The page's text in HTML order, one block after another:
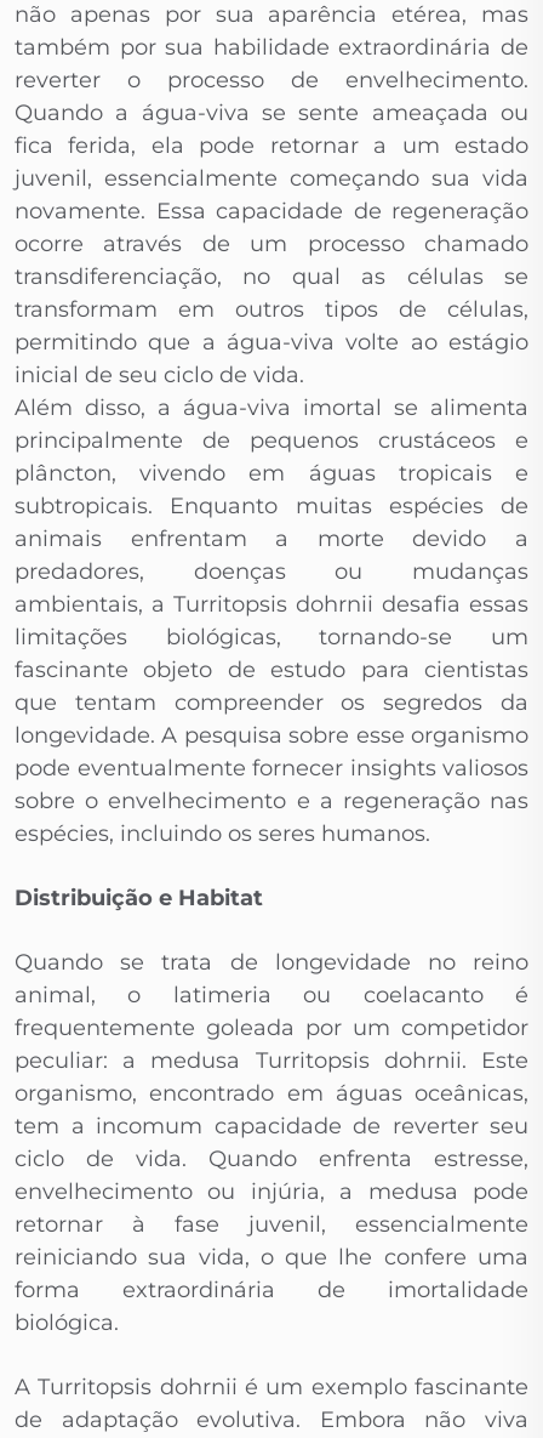
não apenas por sua aparência etérea, mas
também por sua habilidade extraordinária de
reverter o processo de envelhecimento.
Quando a água-viva se sente ameaçada ou
fica ferida, ela pode retornar a um estado
juvenil, essencialmente começando sua vida
novamente. Essa capacidade de regeneração
ocorre através de um processo chamado
transdiferenciação, no qual as células se
transformam em outros tipos de células,
permitindo que a água-viva volte ao estágio
inicial de seu ciclo de vida.
Além disso, a água-viva imortal se alimenta
principalmente de pequenos crustáceos e
plâncton, vivendo em águas tropicais e
subtropicais. Enquanto muitas espécies de
animais enfrentam a morte devido a
predadores, doenças ou mudanças
ambientais, a Turritopsis dohrnii desafia essas
limitações biológicas, tornando-se um
fascinante objeto de estudo para cientistas
que tentam compreender os segredos da
longevidade. A pesquisa sobre esse organismo
pode eventualmente fornecer insights valiosos
sobre o envelhecimento e a regeneração nas
espécies, incluindo os seres humanos.
Distribuição e Habitat
Quando se trata de longevidade no reino
animal, o latimeria ou coelacanto é
frequentemente goleada por um competidor
peculiar: a medusa Turritopsis dohrnii. Este
organismo, encontrado em águas oceânicas,
tem a incomum capacidade de reverter seu
ciclo de vida. Quando enfrenta estresse,
envelhecimento ou injúria, a medusa pode
retornar à fase juvenil, essencialmente
reiniciando sua vida, o que lhe confere uma
forma extraordinária de imortalidade
biológica.
A Turritopsis dohrnii é um exemplo fascinante
de adaptação evolutiva. Embora não viva